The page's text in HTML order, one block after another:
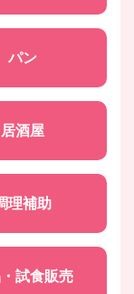
パン
居酒屋
理補助
試食販売